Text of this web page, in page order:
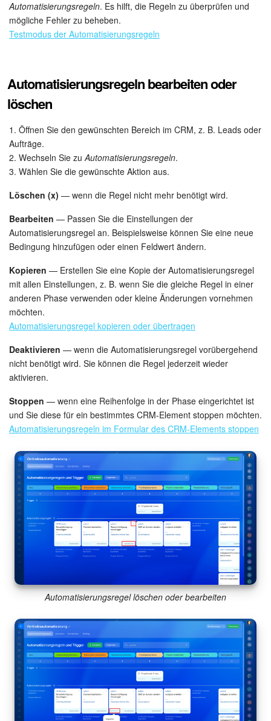
Automatisierungsregeln. Es hilft, die Regeln zu überprüfen und
mögliche Fehler zu beheben.
Testmodus der Automatisierungsregeln
Automatisierungsregeln bearbeiten oder
löschen
1. Öffnen Sie den gewünschten Bereich im CRM, z. B. Leads oder
Aufträge.
2. Wechseln Sie zu Automatisierungsregeln.
3. Wählen Sie die gewünschte Aktion aus.
Löschen (x) — wenn die Regel nicht mehr benötigt wird.
Bearbeiten — Passen Sie die Einstellungen der
Automatisierungsregel an. Beispielsweise können Sie eine neue
Bedingung hinzufügen oder einen Feldwert ändern.
Kopieren — Erstellen Sie eine Kopie der Automatisierungsregel
mit allen Einstellungen, z. B. wenn Sie die gleiche Regel in einer
anderen Phase verwenden oder kleine Änderungen vornehmen
möchten.
Automatisierungsregel kopieren oder übertragen
Deaktivieren — wenn die Automatisierungsregel vorübergehend
nicht benötigt wird. Sie können die Regel jederzeit wieder
aktivieren.
Stoppen — wenn eine Reihenfolge in der Phase eingerichtet ist
und Sie diese für ein bestimmtes CRM-Element stoppen möchten.
Automatisierungsregeln im Formular des CRM-Elements stoppen
Automatisierungsregel löschen oder bearbeiten